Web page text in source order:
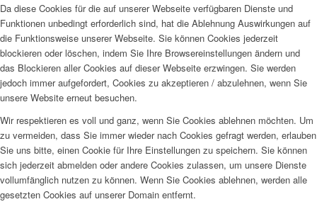
Da diese Cookies für die auf unserer Webseite verfügbaren Dienste und
Funktionen unbedingt erforderlich sind, hat die Ablehnung Auswirkungen auf
die Funktionsweise unserer Webseite. Sie können Cookies jederzeit
blockieren oder löschen, indem Sie Ihre Browsereinstellungen ändern und
das Blockieren aller Cookies auf dieser Webseite erzwingen. Sie werden
jedoch immer aufgefordert, Cookies zu akzeptieren / abzulehnen, wenn Sie
unsere Website erneut besuchen.
Wir respektieren es voll und ganz, wenn Sie Cookies ablehnen möchten. Um
zu vermeiden, dass Sie immer wieder nach Cookies gefragt werden, erlauben
Sie uns bitte, einen Cookie für Ihre Einstellungen zu speichern. Sie können
sich jederzeit abmelden oder andere Cookies zulassen, um unsere Dienste
vollumfänglich nutzen zu können. Wenn Sie Cookies ablehnen, werden alle
gesetzten Cookies auf unserer Domain entfernt.